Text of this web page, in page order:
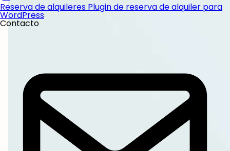
Reserva de alquileres Plugin de reserva de alquiler para
WordPress
Contacto